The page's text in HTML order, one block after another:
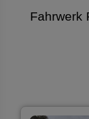
Fahrwerk